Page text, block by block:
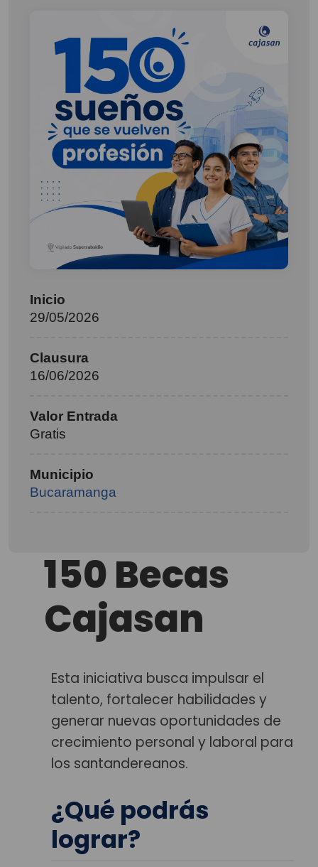
Inicio
29/05/2026
Clausura
16/06/2026
Valor Entrada
Gratis
Municipio
Bucaramanga
150 Becas
Cajasan
Esta iniciativa busca impulsar el
talento, fortalecer habilidades y
generar nuevas oportunidades de
crecimiento personal y laboral para
los santandereanos.
¿Qué podrás
lograr?